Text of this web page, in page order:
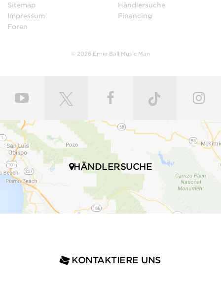
Sitemap
Impressum
Foren
Händlersuche
Financing
© 2026 Ernie Ball Music Man
HÄNDLERSUCHE
KONTAKTIERE UNS